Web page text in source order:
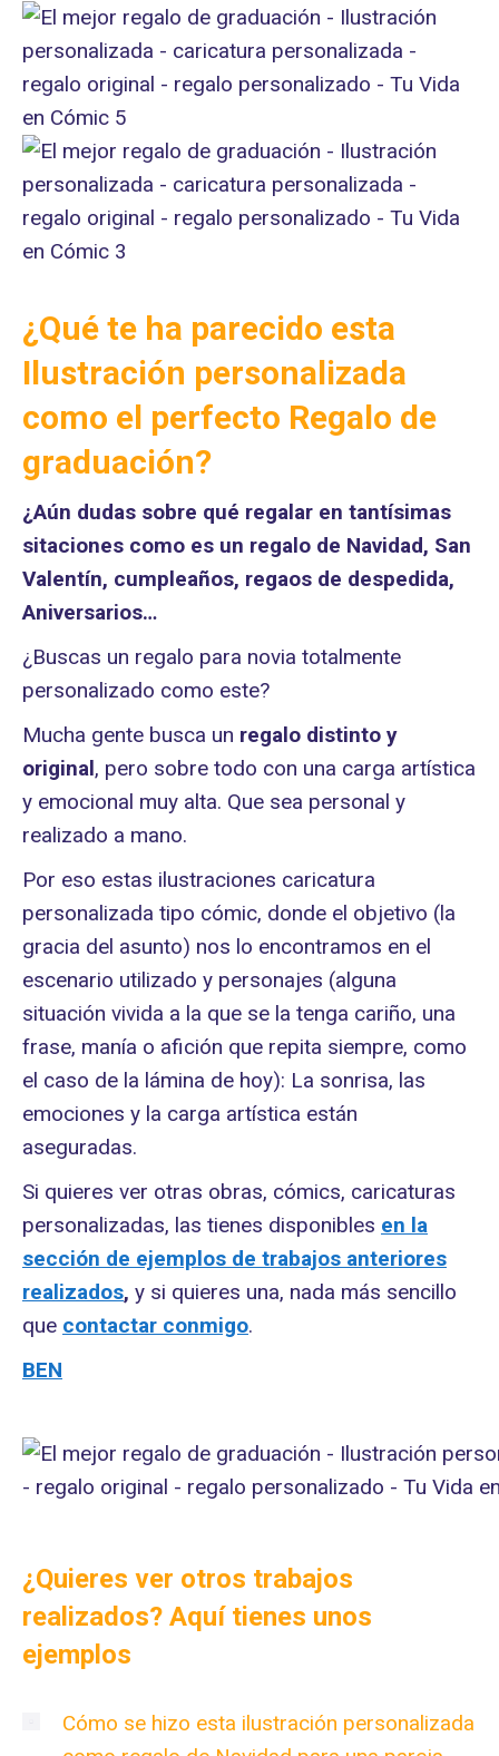
¿Qué te ha parecido esta
Ilustración personalizada
como el perfecto Regalo de
graduación?
¿Aún dudas sobre qué regalar en tantísimas
sitaciones como es un regalo de Navidad, San
Valentín, cumpleaños, regaos de despedida,
Aniversarios…
¿Buscas un regalo para novia totalmente
personalizado como este?
Mucha gente busca un regalo distinto y
original, pero sobre todo con una carga artística
y emocional muy alta. Que sea personal y
realizado a mano.
Por eso estas ilustraciones caricatura
personalizada tipo cómic, donde el objetivo (la
gracia del asunto) nos lo encontramos en el
escenario utilizado y personajes (alguna
situación vivida a la que se la tenga cariño, una
frase, manía o afición que repita siempre, como
el caso de la lámina de hoy): La sonrisa, las
emociones y la carga artística están
aseguradas.
Si quieres ver otras obras, cómics, caricaturas
personalizadas, las tienes disponibles en la
sección de ejemplos de trabajos anteriores
realizados, y si quieres una, nada más sencillo
que contactar conmigo.
BEN
¿Quieres ver otros trabajos
realizados? Aquí tienes unos
ejemplos
Cómo se hizo esta ilustración personalizada